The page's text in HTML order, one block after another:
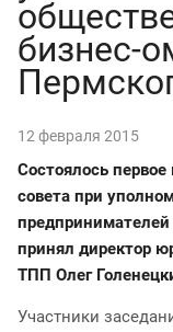
бизнес-
12 февраля 2015
Состоялось
совета при
принял директор
ТПП Олег
Участники